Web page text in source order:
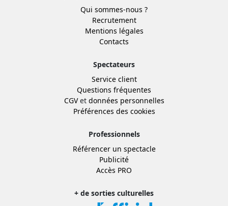
Qui sommes-nous ?
Recrutement
Mentions légales
Contacts
Spectateurs
Service client
Questions fréquentes
CGVet données personnelles
Préférences des cookies
Professionnels
Référencer un spectacle
Publicité
Accès PRO
+ de sorties culturelles